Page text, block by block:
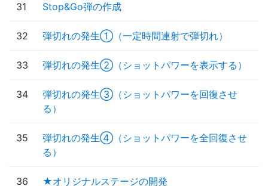
31 Stop&Go弾の作成
32 弾切れの発生①（一定時間連射で弾切れ）
33 弾切れの発生②（ショットパワーを表示する）
34
弾切れの発生③（ショットパワーを回復させ
る）
35
弾切れの発生④（ショットパワーを全回復させ
る）
36 ★オリジナルステージの開発